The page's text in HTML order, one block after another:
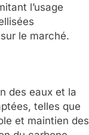
l’usage
le marché.
des eaux et la
telles que
et maintien des